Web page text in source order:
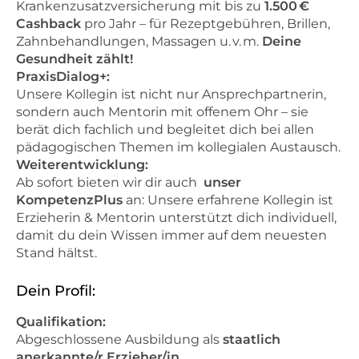
Krankenzusatzversicherung mit bis zu 1.500 €
Cashback pro Jahr – für Rezeptgebühren, Brillen,
Zahnbehandlungen, Massagen u. v. m. Deine
Gesundheit zählt!
PraxisDialog+:
Unsere Kollegin ist nicht nur Ansprechpartnerin,
sondern auch Mentorin mit offenem Ohr – sie
berät dich fachlich und begleitet dich bei allen
pädagogischen Themen im kollegialen Austausch.
Weiterentwicklung:
Ab sofort bieten wir dir auch unser
KompetenzPlus an: Unsere erfahrene Kollegin ist
Erzieherin & Mentorin unterstützt dich individuell,
damit du dein Wissen immer auf dem neuesten
Stand hältst.
Dein Profil:
Qualifikation:
Abgeschlossene Ausbildung als staatlich